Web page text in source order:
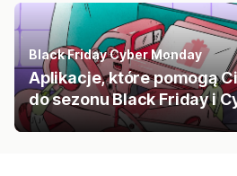
Black Friday Cyber Monday
Aplikacje, które pomogą
do sezonu Black Friday i